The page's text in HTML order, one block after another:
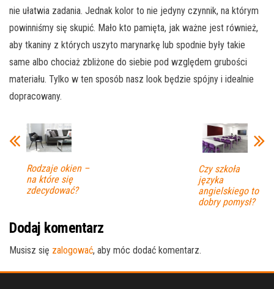
nie ułatwia zadania. Jednak kolor to nie jedyny czynnik, na którym
powinniśmy się skupić. Mało kto pamięta, jak ważne jest również,
aby tkaniny z których uszyto marynarkę lub spodnie były takie
same albo chociaż zbliżone do siebie pod względem grubości
materiału. Tylko w ten sposób nasz look będzie spójny i idealnie
dopracowany.
Rodzaje okien –
na które się
zdecydować?
Czy szkoła
języka
angielskiego to
dobry pomysł?
Dodaj komentarz
Musisz się zalogować, aby móc dodać komentarz.